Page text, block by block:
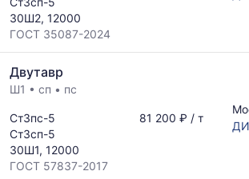
30Ш2, 12000
ГОСТ 35087-2024
Двутавр
Ш1 • сп • пс
Ст3пс-5
Ст3сп-5
30Ш1, 12000
ГОСТ 57837-2017
81 200 ₽ / т